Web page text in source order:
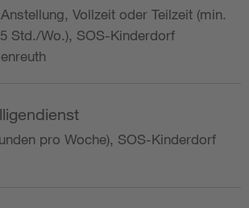
Vollzeit oder Teilzeit (min.
Std./Wo.), SOS-Kinderdorf
pro Woche), SOS-Kinderdorf